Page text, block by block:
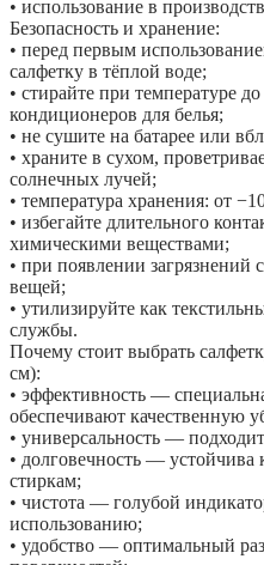
• использование в
Безопасность и хранение:
• перед первым
салфетку в тёплой воде;
• стирайте при температуре
кондиционеров для белья;
• не сушите на батарее или
• храните в сухом,
солнечных лучей;
• температура хранения: от
• избегайте длительного
химическими веществами;
• при появлении загрязнений
вещей;
• утилизируйте как
службы.
Почему стоит выбрать
см):
• эффективность —
обеспечивают качественную
• универсальность —
• долговечность —
стиркам;
• чистота — голубой
использованию;
• удобство — оптимальный